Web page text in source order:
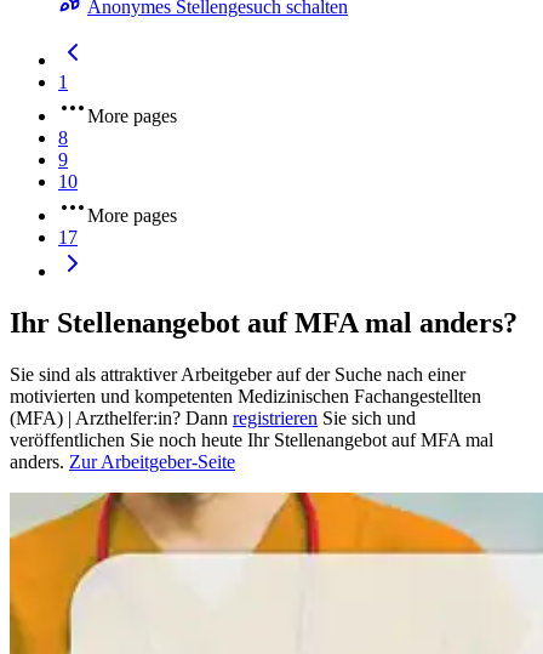
Anonymes Stellengesuch schalten
1
More pages
8
9
10
More pages
17
Ihr Stellenangebot auf MFA mal anders?
Sie sind als attraktiver Arbeitgeber auf der Suche nach einer
motivierten und kompetenten Medizinischen Fachangestellten
(MFA) | Arzthelfer:in? Dann registrieren Sie sich und
veröffentlichen Sie noch heute Ihr Stellenangebot auf MFA mal
anders. Zur Arbeitgeber-Seite